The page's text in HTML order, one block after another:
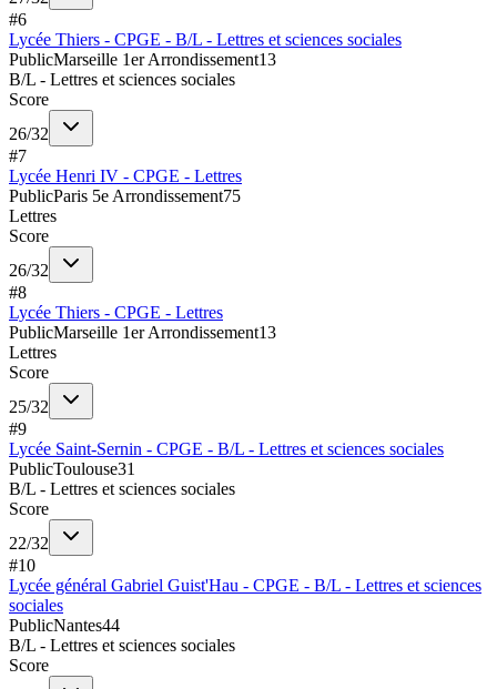
#6
Lycée Thiers - CPGE - B/L - Lettres et sciences sociales
PublicMarseille 1er Arrondissement13
B/L - Lettres et sciences sociales
Score
26/32
#7
Lycée Henri IV - CPGE - Lettres
PublicParis 5e Arrondissement75
Lettres
Score
26/32
#8
Lycée Thiers - CPGE - Lettres
PublicMarseille 1er Arrondissement13
Lettres
Score
25/32
#9
Lycée Saint-Sernin - CPGE - B/L - Lettres et sciences sociales
PublicToulouse31
B/L - Lettres et sciences sociales
Score
22/32
#10
Lycée général Gabriel Guist'Hau - CPGE - B/L - Lettres et sciences
sociales
PublicNantes44
B/L - Lettres et sciences sociales
Score